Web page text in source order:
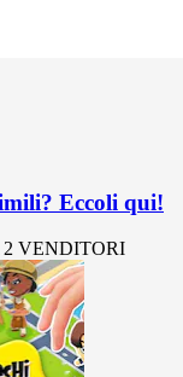
Eccoli qui!
2 VENDITORI